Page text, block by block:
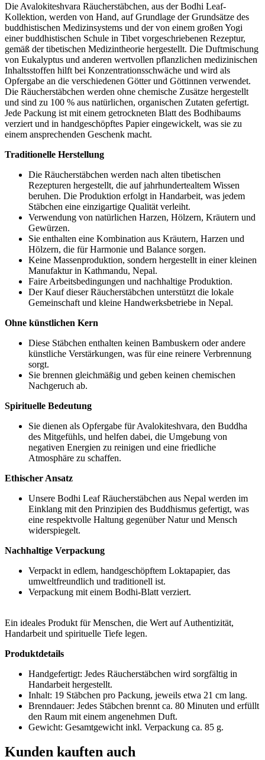
Die Avalokiteshvara Räucherstäbchen, aus der Bodhi Leaf-
Kollektion, werden von Hand, auf Grundlage der Grundsätze des
buddhistischen Medizinsystems und der von einem großen Yogi
einer buddhistischen Schule in Tibet vorgeschriebenen Rezeptur,
gemäß der tibetischen Medizintheorie hergestellt. Die Duftmischung
von Eukalyptus und anderen wertvollen pflanzlichen medizinischen
Inhaltsstoffen hilft bei Konzentrationsschwäche und wird als
Opfergabe an die verschiedenen Götter und Göttinnen verwendet.
Die Räucherstäbchen werden ohne chemische Zusätze hergestellt
und sind zu 100 % aus natürlichen, organischen Zutaten gefertigt.
Jede Packung ist mit einem getrockneten Blatt des Bodhibaums
verziert und in handgeschöpftes Papier eingewickelt, was sie zu
einem ansprechenden Geschenk macht.
Traditionelle Herstellung
Die Räucherstäbchen werden nach alten tibetischen
Rezepturen hergestellt, die auf jahrhundertealtem Wissen
beruhen. Die Produktion erfolgt in Handarbeit, was jedem
Stäbchen eine einzigartige Qualität verleiht.
Verwendung von natürlichen Harzen, Hölzern, Kräutern und
Gewürzen.
Sie enthalten eine Kombination aus Kräutern, Harzen und
Hölzern, die für Harmonie und Balance sorgen.
Keine Massenproduktion, sondern hergestellt in einer kleinen
Manufaktur in Kathmandu, Nepal.
Faire Arbeitsbedingungen und nachhaltige Produktion.
Der Kauf dieser Räucherstäbchen unterstützt die lokale
Gemeinschaft und kleine Handwerksbetriebe in Nepal.
Ohne künstlichen Kern
Diese Stäbchen enthalten keinen Bambuskern oder andere
künstliche Verstärkungen, was für eine reinere Verbrennung
sorgt.
Sie brennen gleichmäßig und geben keinen chemischen
Nachgeruch ab.
Spirituelle Bedeutung
Sie dienen als Opfergabe für Avalokiteshvara, den Buddha
des Mitgefühls, und helfen dabei, die Umgebung von
negativen Energien zu reinigen und eine friedliche
Atmosphäre zu schaffen.
Ethischer Ansatz
Unsere Bodhi Leaf Räucherstäbchen aus Nepal werden im
Einklang mit den Prinzipien des Buddhismus gefertigt, was
eine respektvolle Haltung gegenüber Natur und Mensch
widerspiegelt.
Nachhaltige Verpackung
Verpackt in edlem, handgeschöpftem Loktapapier, das
umweltfreundlich und traditionell ist.
Verpackung mit einem Bodhi-Blatt verziert.
Ein ideales Produkt für Menschen, die Wert auf Authentizität,
Handarbeit und spirituelle Tiefe legen.
Produktdetails
Handgefertigt: Jedes Räucherstäbchen wird sorgfältig in
Handarbeit hergestellt.
Inhalt: 19 Stäbchen pro Packung, jeweils etwa 21 cm lang.
Brenndauer: Jedes Stäbchen brennt ca. 80 Minuten und erfüllt
den Raum mit einem angenehmen Duft.
Gewicht: Gesamtgewicht inkl. Verpackung ca. 85 g.
Kunden kauften auch